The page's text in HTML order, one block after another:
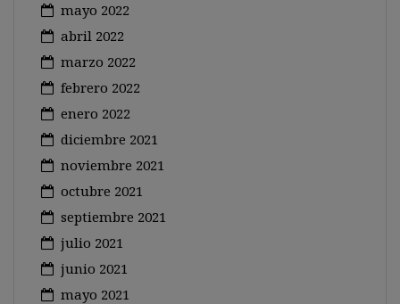
mayo 2022
abril 2022
marzo 2022
febrero 2022
enero 2022
diciembre 2021
noviembre 2021
octubre 2021
septiembre 2021
julio 2021
junio 2021
mayo 2021